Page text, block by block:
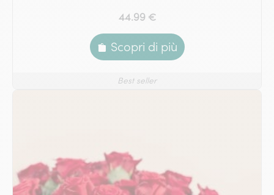
44.99 €
Scopri di più
Best seller